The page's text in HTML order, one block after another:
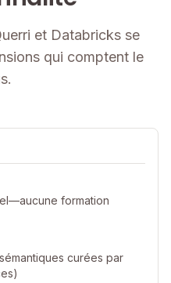
et Databricks se
qui comptent le
formation
curées par